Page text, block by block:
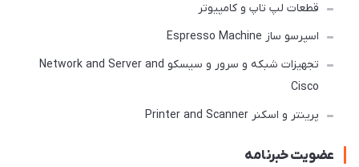
قطعات لپ تاپ و کامپیوتر
اسپرسو ساز Espresso Machine
تجهیزات شبکه و سرور و سیسکو Network and Server and
Cisco
پرینتر و اسکنر Printer and Scanner
عضویت خبرنامه